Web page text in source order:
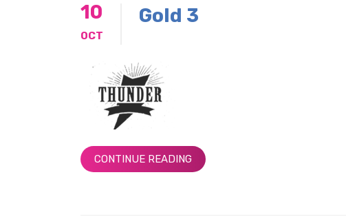
10
OCT
Gold 3
CONTINUE READING